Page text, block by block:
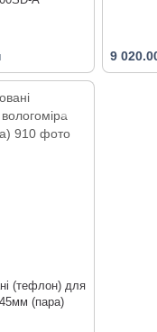
9
(тефлон) для
(пара)